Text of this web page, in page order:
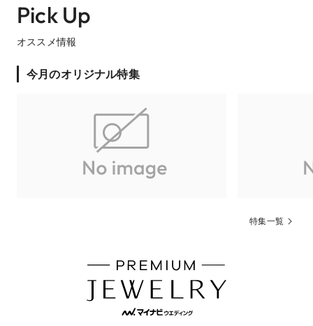
Pick Up
オススメ情報
今月のオリジナル特集
特集一覧